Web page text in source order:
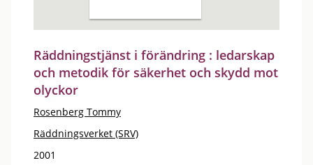
Räddningstjänst i förändring : ledarskap
och metodik för säkerhet och skydd mot
olyckor
Rosenberg Tommy
Räddningsverket (SRV)
2001